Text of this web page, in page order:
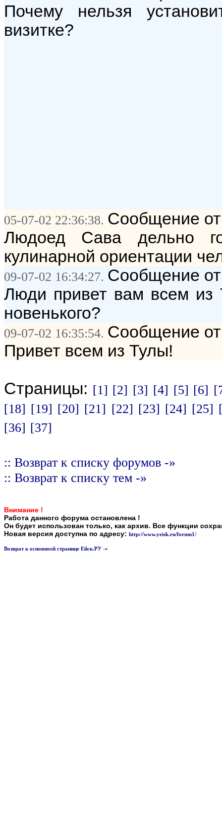
Почему нельзя
визитке?
05-07-02 22:36:38. Сообщение
Людоед Сава дельно
кулинарной ориентации
09-07-02 16:34:27. Сообщение
Люди привет вам всем из
новенького?
09-07-02 16:35:54. Сообщение
Привет всем из Тулы!
Страницы: [1] [2] [3] [4] [5] [6]
[18] [19] [20] [21] [22] [23] [24] [25]
[36] [37]
:: Возврат к списку форумов -»
:: Возврат к списку тем -»
Внимание !
Работа данного форума остановлена !
Он будет использован только, как архив. Все функции
Новая версия доступна по адресу: http://www.yeisk.ru/forum1/
Возврат к основноей странице Ейск.РУ -»